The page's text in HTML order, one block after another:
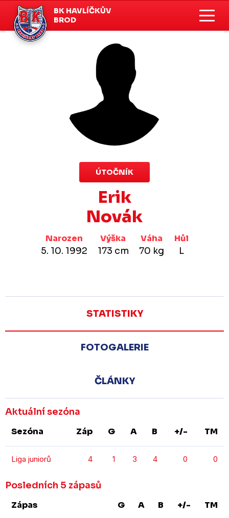
BK HAVLÍČKŮV
BROD
ÚTOČNÍK
Erik
Novák
Narozen
5. 10. 1992
Výška
173 cm
Váha
70 kg
Hůl
L
STATISTIKY
FOTOGALERIE
ČLÁNKY
Aktuální sezóna
Sezóna Záp G A B +/- TM
Liga juniorů 4 1 3 4 0 0
Posledních 5 zápasů
Zápas G A B +/- TM